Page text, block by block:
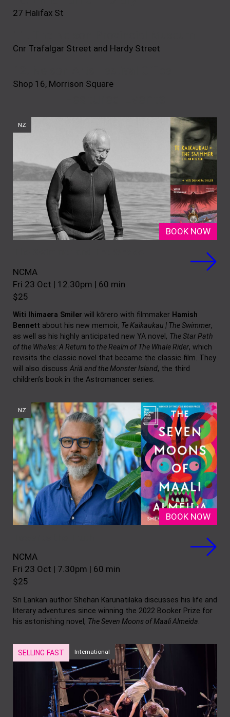
27 Halifax St
Cnr Trafalgar Street and Hardy Street
Shop 16, Morrison Square
NZ
BOOK NOW
NCMA
Fri 23 Oct | 12.30pm | 60 min
$25
Witi Ihimaera Smiler will kōrero with filmmaker Hamish
Bennett about his new memoir, Te Kaikaukau | The Swimmer,
as well as his highly anticipated new YA novel, The Star Path
of the Whales: A Return to the Realm of The Whale Rider, which
revisits the classic novel that became the classic film. They
will also discuss Ariā and the Monster Island, the third
children’s book in the Astromancer series.
NZ
BOOK NOW
NCMA
Fri 23 Oct | 7.30pm | 60 min
$25
Sri Lankan author Shehan Karunatilaka discusses his life and
literary adventures since winning the 2022 Booker Prize for
his astonishing novel, The Seven Moons of Maali Almeida
SELLING FAST International